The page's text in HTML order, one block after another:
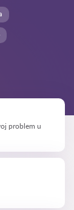
problem u